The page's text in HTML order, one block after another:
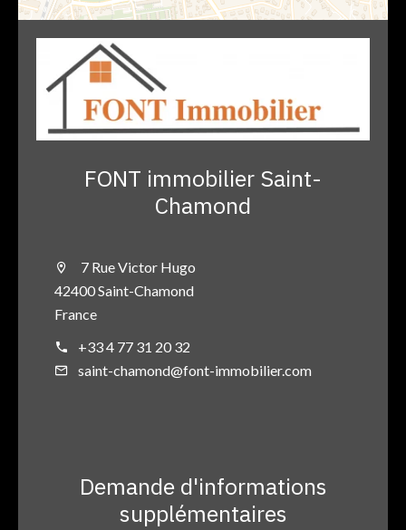
FONT immobilier Saint-
Chamond
7 Rue Victor Hugo
42400 Saint-Chamond
France
+33 4 77 31 20 32
saint-chamond@font-immobilier.com
Demande d'informations
supplémentaires